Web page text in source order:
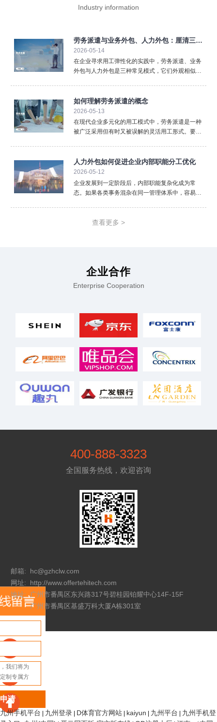
Industry information
劳务派遣与业务外包、人力外包：厘清三大
弹性用工模式
2026-05-14
在企业寻求用工弹性化的实践中，劳务派遣、业务
外包与人力外包是三种常见模式，它们外观相似却
工方式至关重要。首先，法律关系的核心不同。 这
是最根本的区别。劳
如何理解劳务派遣的概念
2026-05-13
在现代企业多元化的用工模式中，劳务派遣是一种
被广泛采用但有时又被误解的灵活用工形式。要准
别。从法律层面看，劳务派遣是指依法设立的劳务
派遣单位（即用人单位
人力外包如何促进企业内部职能分工优化
2026-05-12
企业发展到一定阶段后，内部职能复杂化成为常
态。如果各类事务混杂在同一管理体系中，容易降
企业可以将标准化、重复性强的人事事务外置。薪
查看更多 >
企业合作
Enterprise Cooperation
400-888-3323
全国服务热线，欢迎咨询
邮箱:
hc@gzhclw.com
网址:
http://www.offertehitech.com
地址:
广州市番禺区东兴路317号碧桂园铂耀中心14F-15F
广州市番禺区基盛万科大厦A栋301室
请
九州手机平台 九州登录 D体育官方网站 kaiyun 九州平台
九州手机登